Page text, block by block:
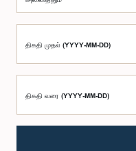
திகதி முதல் (YYYY-MM-DD)
திகதி வரை (YYYY-MM-DD)